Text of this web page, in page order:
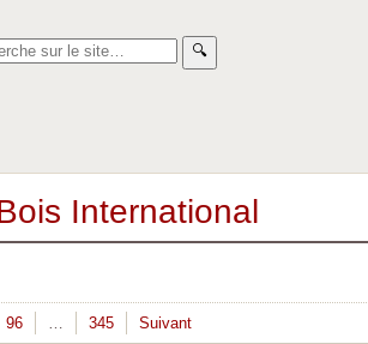
🔍︎
International
96 … 345 Suivant